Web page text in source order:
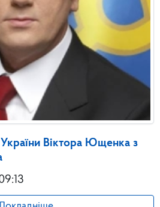
України Віктора Ющенка з